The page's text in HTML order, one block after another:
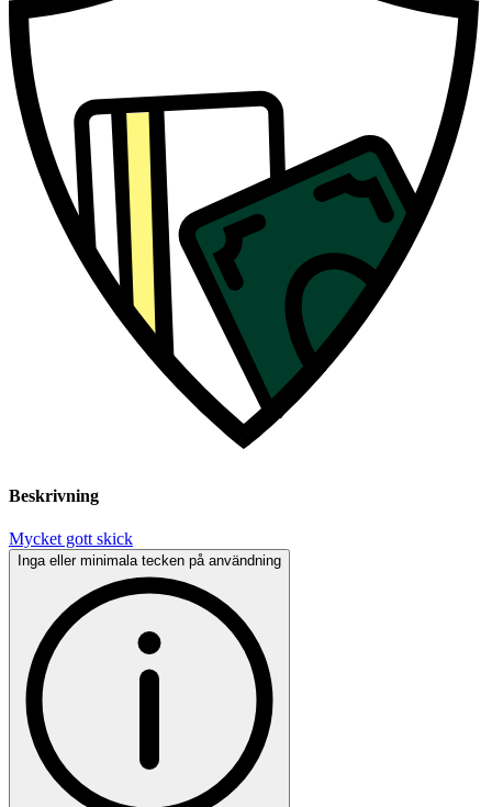
Beskrivning
Mycket gott skick
Inga eller minimala tecken på användning